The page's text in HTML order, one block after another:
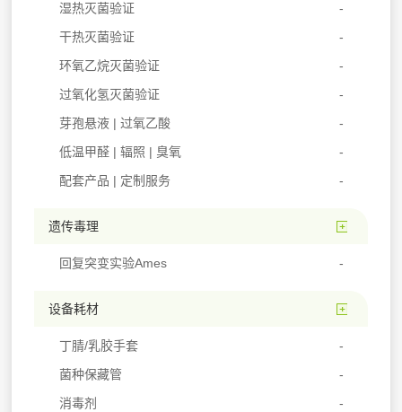
湿热灭菌验证
干热灭菌验证
环氧乙烷灭菌验证
过氧化氢灭菌验证
芽孢悬液 | 过氧乙酸
低温甲醛 | 辐照 | 臭氧
配套产品 | 定制服务
遗传毒理
回复突变实验Ames
设备耗材
丁腈/乳胶手套
菌种保藏管
消毒剂